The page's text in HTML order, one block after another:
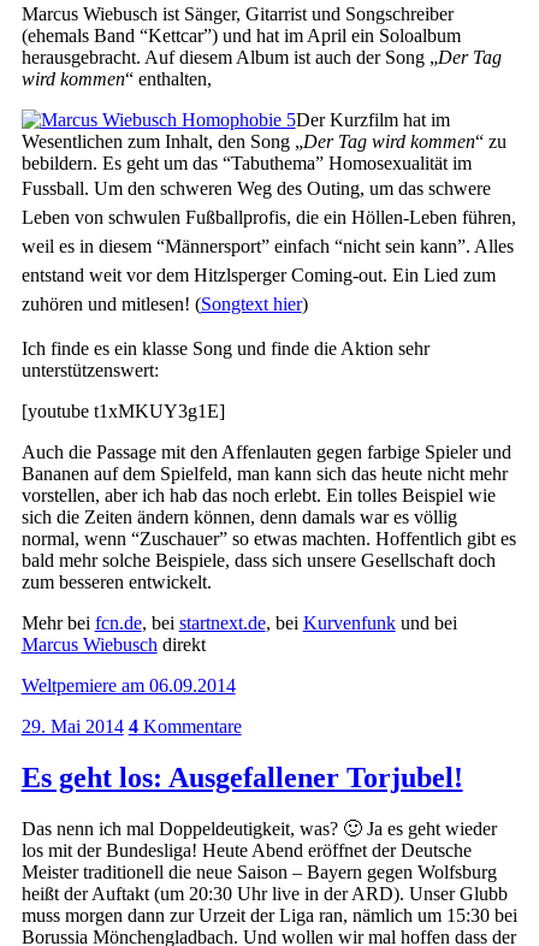
Marcus Wiebusch ist Sänger, Gitarrist und Songschreiber
(ehemals Band “Kettcar”) und hat im April ein Soloalbum
herausgebracht. Auf diesem Album ist auch der Song „Der Tag
wird kommen“ enthalten,
Der Kurzfilm hat im
Wesentlichen zum Inhalt, den Song „Der Tag wird kommen“ zu
bebildern. Es geht um das “Tabuthema” Homosexualität im
Fussball. Um den schweren Weg des Outing, um das schwere
Leben von schwulen Fußballprofis, die ein Höllen-Leben führen,
weil es in diesem “Männersport” einfach “nicht sein kann”. Alles
entstand weit vor dem Hitzlsperger Coming-out. Ein Lied zum
zuhören und mitlesen! (Songtext hier)
Ich finde es ein klasse Song und finde die Aktion sehr
unterstützenswert:
[youtube t1xMKUY3g1E]
Auch die Passage mit den Affenlauten gegen farbige Spieler und
Bananen auf dem Spielfeld, man kann sich das heute nicht mehr
vorstellen, aber ich hab das noch erlebt. Ein tolles Beispiel wie
sich die Zeiten ändern können, denn damals war es völlig
normal, wenn “Zuschauer” so etwas machten. Hoffentlich gibt es
bald mehr solche Beispiele, dass sich unsere Gesellschaft doch
zum besseren entwickelt.
Mehr bei fcn.de, bei startnext.de, bei Kurvenfunkund bei
Marcus Wiebusch direkt
Weltpemiere am 06.09.2014
29. Mai 2014 4Kommentare
Es geht los: Ausgefallener Torjubel!
Das nenn ich mal Doppeldeutigkeit, was? 🙂 Ja es geht wieder
los mit der Bundesliga! Heute Abend eröffnet der Deutsche
Meister traditionell die neue Saison – Bayern gegen Wolfsburg
heißt der Auftakt (um 20:30 Uhr live in der ARD). Unser Glubb
muss morgen dann zur Urzeit der Liga ran, nämlich um 15:30 bei
Borussia Mönchengladbach. Und wollen wir mal hoffen dass der